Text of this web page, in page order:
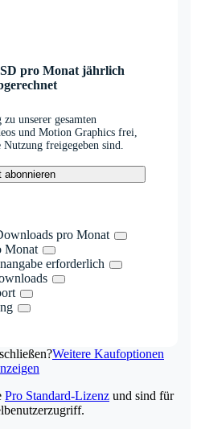
pro Monat jährlich
unserer gesamten
und Motion Graphics frei,
freigegeben sind.
abonnieren
pro Monat
Monat
erforderlich
Weitere Kaufoptionen
Pro Standard-Lizenz und sind für